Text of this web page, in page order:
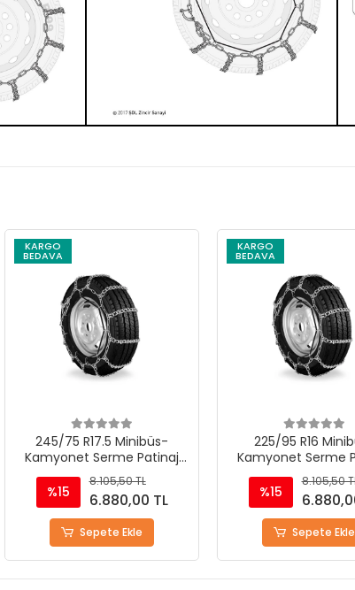
KARGO
BEDAVA
245/75 R17.5 Minibüs-
Kamyonet Serme Patinaj
Zinciri - M220
%15
8.105,50 TL
6.880,00 TL
Sepete Ekle
KARGO
BEDAVA
225/95 R16
Kamyonet Serme
Zinciri - M220
%15
8.105,50 TL
Sepete Ekle